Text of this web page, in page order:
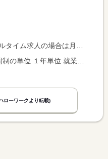
、パート求人の場合は時間額を表示しています。
ローワークより転載)